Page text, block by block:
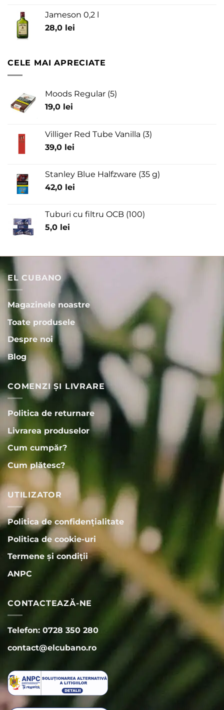
Jameson 0,2 l
28,0 lei
CELE MAI APRECIATE
Moods Regular (5)
19,0 lei
Villiger Red Tube Vanilla (3)
39,0 lei
Stanley Blue Halfzware (35 g)
42,0 lei
Tuburi cu filtru OCB (100)
5,0 lei
EL CUBANO
Magazinele noastre
Toate produsele
Despre noi
Blog
COMENZI ȘI LIVRARE
Politica de returnare
Livrarea produselor
Cum cumpăr?
Cum plătesc?
UTILIZATOR
Politica de confidențialitate
Politica de cookie-uri
Termene și condiții
ANPC
CONTACTEAZĂ-NE
Telefon: 0728 350 280
contact@elcubano.ro